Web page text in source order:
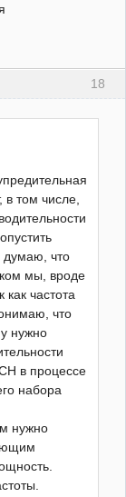
18
в том числе,
думаю, что
мы, вроде
как частота
что
нужно
в процессе
набора
нужно